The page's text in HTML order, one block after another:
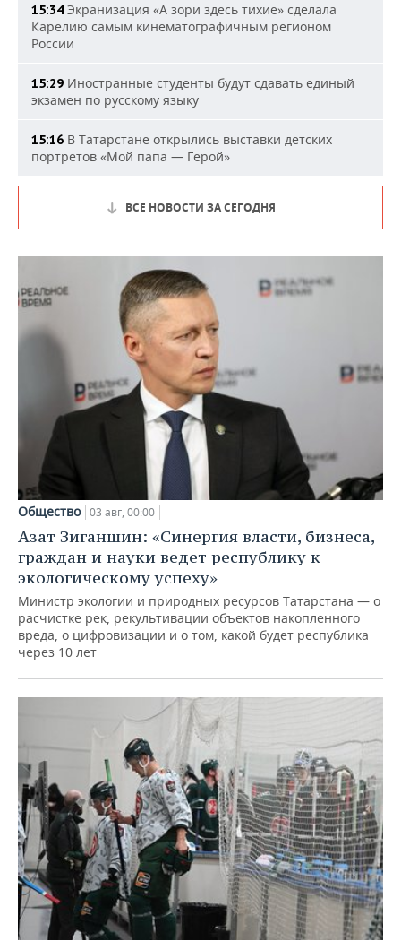
15:34Экранизация «А зори здесь тихие» сделала
Карелию самым кинематографичным регионом
России
15:29 Иностранные студенты будут сдавать единый
экзамен по русскому языку
15:16 В Татарстане открылись выставки детских
портретов «Мой папа — Герой»
ВСЕ НОВОСТИ ЗА СЕГОДНЯ
Общество 03 авг, 00:00
Азат Зиганшин: «Синергия власти, бизнеса,
граждан и науки ведет республику к
экологическому успеху»
Министр экологии и природных ресурсов Татарстана — о
расчистке рек, рекультивации объектов накопленного
вреда, о цифровизации и о том, какой будет республика
через 10 лет